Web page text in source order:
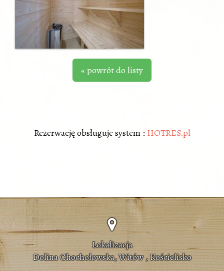
« powrót do listy
Rezerwację obsługuje system : HOTRES.pl
Lokalizacja
Dolina Chochołowska, Witów , Kościelisko